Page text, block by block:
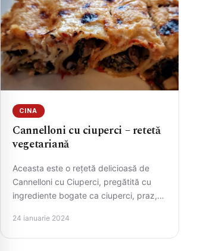
CINA
Cannelloni cu ciuperci – retetă
vegetariană
Aceasta este o rețetă delicioasă de
Cannelloni cu Ciuperci, pregătită cu
ingrediente bogate ca ciuperci, praz,
parmezan.…
24 ianuarie 2024